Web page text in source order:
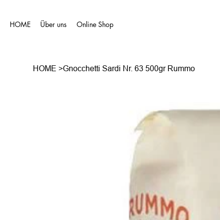
HOME Über uns Online Shop
HOME >Gnocchetti Sardi Nr. 63 500gr Rummo